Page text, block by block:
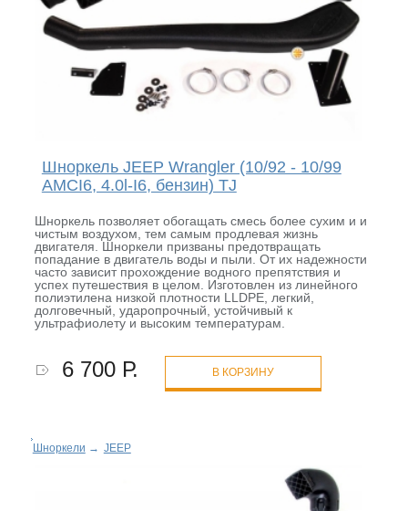
Шноркель JEEP Wrangler (10/92 - 10/99
AMCI6, 4.0l-I6, бензин) TJ
Шноркель позволяет обогащать смесь более сухим и и
чистым воздухом, тем самым продлевая жизнь
двигателя. Шноркели призваны предотвращать
попадание в двигатель воды и пыли. От их надежности
часто зависит прохождение водного препятствия и
успех путешествия в целом. Изготовлен из линейного
полиэтилена низкой плотности LLDPE, легкий,
долговечный, ударопрочный, устойчивый к
ультрафиолету и высоким температурам.
6 700 Р. В КОРЗИНУ
Шноркели → JEEP